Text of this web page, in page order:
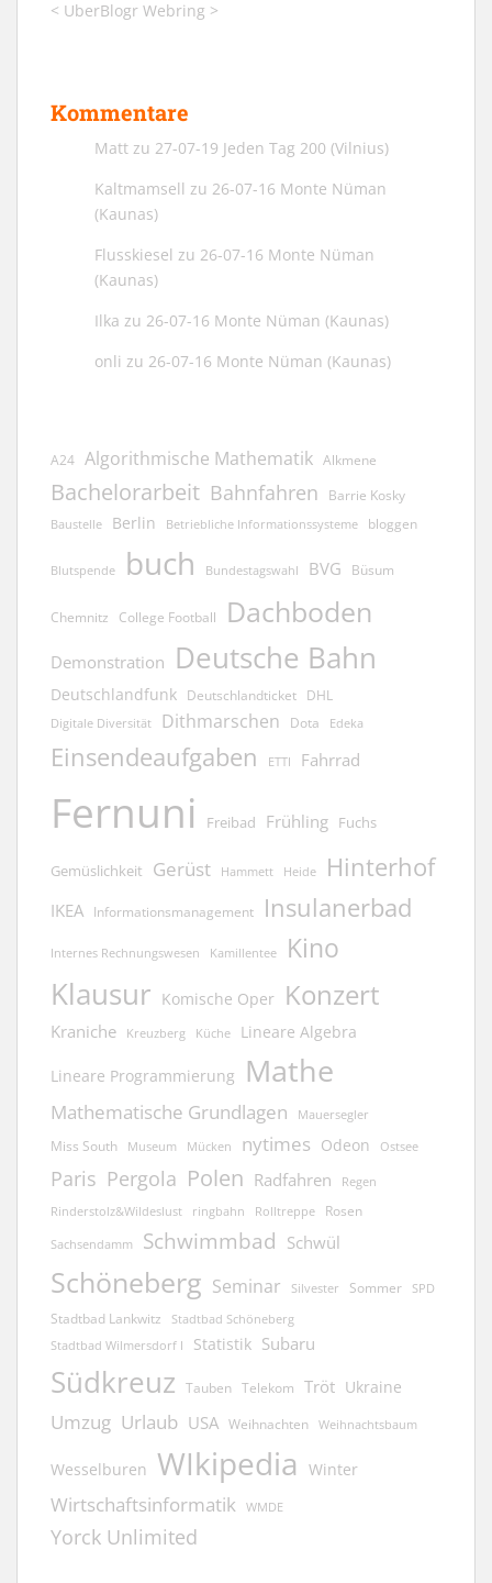
< UberBlogr Webring >
Kommentare
Matt zu 27-07-19 Jeden Tag 200 (Vilnius)
Kaltmamsell zu 26-07-16 Monte Nüman
(Kaunas)
Flusskiesel zu 26-07-16 Monte Nüman
(Kaunas)
Ilka zu 26-07-16 Monte Nüman (Kaunas)
onli zu 26-07-16 Monte Nüman (Kaunas)
A24 Algorithmische Mathematik Alkmene
Bachelorarbeit Bahnfahren Barrie Kosky
Baustelle Berlin Betriebliche Informationssysteme bloggen
Blutspende buch Bundestagswahl BVG Büsum
Chemnitz College Football Dachboden
Demonstration Deutsche Bahn
Deutschlandfunk Deutschlandticket DHL
Digitale Diversität Dithmarschen Dota Edeka
Einsendeaufgaben ETTI Fahrrad
Fernuni Freibad Frühling Fuchs
Gemüslichkeit Gerüst Hammett Heide Hinterhof
IKEA Informationsmanagement Insulanerbad
Internes Rechnungswesen Kamillentee Kino
Klausur Komische Oper Konzert
Kraniche Kreuzberg Küche Lineare Algebra
Lineare Programmierung Mathe
Mathematische Grundlagen Mauersegler
Miss South Museum Mücken nytimes Odeon Ostsee
Paris Pergola Polen Radfahren Regen
Rinderstolz&Wildeslust ringbahn Rolltreppe Rosen
Sachsendamm Schwimmbad Schwül
Schöneberg Seminar Silvester Sommer SPD
Stadtbad Lankwitz Stadtbad Schöneberg
Stadtbad Wilmersdorf I Statistik Subaru
Südkreuz Tauben Telekom Tröt Ukraine
Umzug Urlaub USA Weihnachten Weihnachtsbaum
Wesselburen WIkipedia Winter
Wirtschaftsinformatik WMDE
Yorck Unlimited